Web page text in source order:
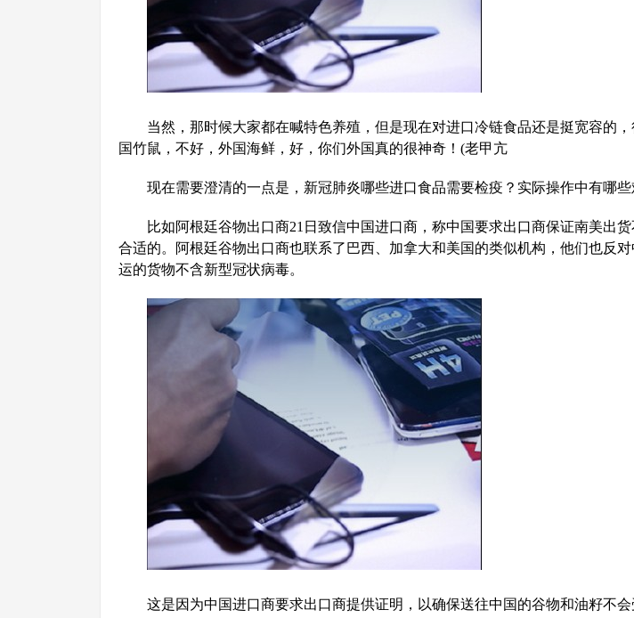
当然，那时候大家都在喊特色养殖，但是现在对进口冷链食品还是挺宽容的
国竹鼠，不好，外国海鲜，好，你们外国真的很神奇！(老甲亢
现在需要澄清的一点是，新冠肺炎哪些进口食品需要检疫？实际操作中有哪些
比如阿根廷谷物出口商21日致信中国进口商，称中国要求出口商保证南美出
合适的。阿根廷谷物出口商也联系了巴西、加拿大和美国的类似机构，他们也反
运的货物不含新型冠状病毒。
这是因为中国进口商要求出口商提供证明，以确保送往中国的谷物和油籽不